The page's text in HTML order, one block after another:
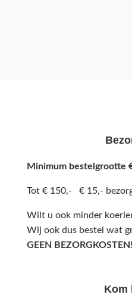
Minimum bestelgrootte
Tot € 150,- € 15,-
Wilt u ook minder
Wij ook dus bestel wat
GEEN BEZORGKOSTEN!
Kom